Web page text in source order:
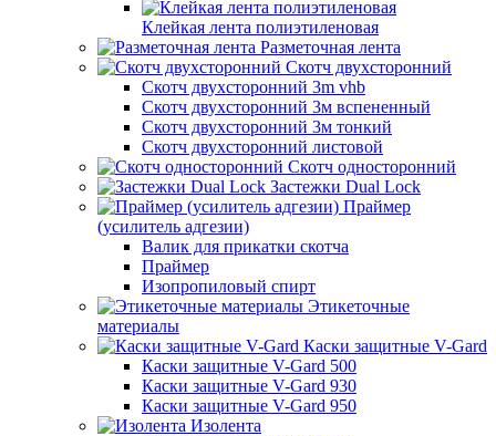
Клейкая лента полиэтиленовая
Разметочная лента
Скотч двухсторонний
Скотч двухсторонний 3m vhb
Скотч двухсторонний 3м вспененный
Скотч двухсторонний 3м тонкий
Скотч двухсторонний листовой
Скотч односторонний
Застежки Dual Lock
Праймер
(усилитель адгезии)
Валик для прикатки скотча
Праймер
Изопропиловый спирт
Этикеточные
материалы
Каски защитные V-Gard
Каски защитные V-Gard 500
Каски защитные V-Gard 930
Каски защитные V-Gard 950
Изолента